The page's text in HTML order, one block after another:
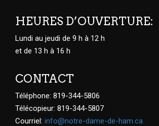
HEURES D’OUVERTURE:
Lundi au jeudi de 9 h à 12 h
et de 13 h à 16 h
CONTACT
Téléphone: 819-344-5806
Télécopieur: 819-344-5807
Courriel: info@notre-dame-de-ham.ca